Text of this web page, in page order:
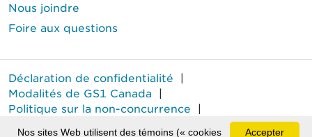
Nous joindre
Foire aux questions
Déclaration de confidentialité |
Modalités de GS1 Canada |
Politique sur la non-concurrence |
Accepter
Nos sites Web utilisent des témoins (« cookies